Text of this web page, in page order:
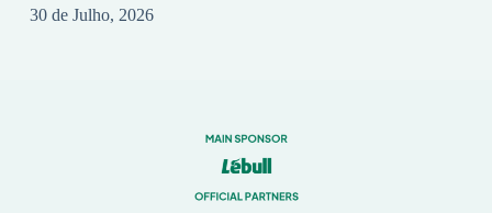
30 de Julho, 2026